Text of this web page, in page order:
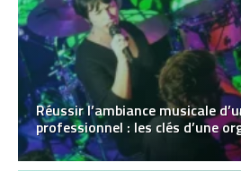
Réussir l’ambiance musicale
professionnel : les clés d’une